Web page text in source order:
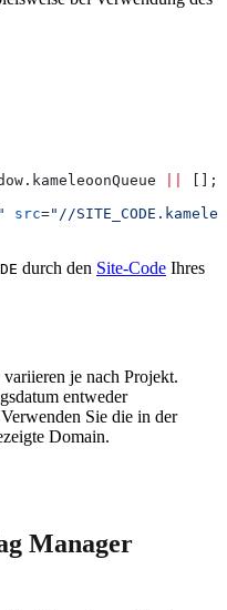
. kameleoonQueue
[];
src="//
durch den Site-Code Ihres
je nach Projekt.
entweder
Sie die in der
Domain.
Manager